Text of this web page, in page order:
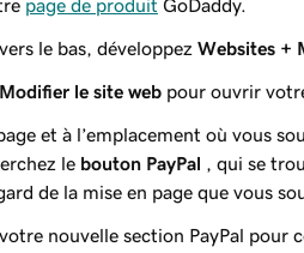
page de produit GoDaddy.
le bas, développez Websites +
Modifier le site web pour ouvrir
et à l’emplacement où vous
le bouton PayPal , qui se
de la mise en page que vous
nouvelle section PayPal pour